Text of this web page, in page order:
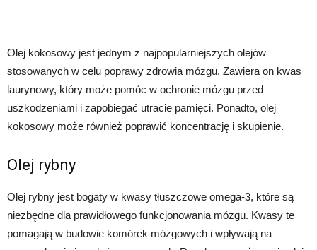
Olej kokosowy jest jednym z najpopularniejszych olejów
stosowanych w celu poprawy zdrowia mózgu. Zawiera on kwas
laurynowy, który może pomóc w ochronie mózgu przed
uszkodzeniami i zapobiegać utracie pamięci. Ponadto, olej
kokosowy może również poprawić koncentrację i skupienie.
Olej rybny
Olej rybny jest bogaty w kwasy tłuszczowe omega-3, które są
niezbędne dla prawidłowego funkcjonowania mózgu. Kwasy te
pomagają w budowie komórek mózgowych i wpływają na